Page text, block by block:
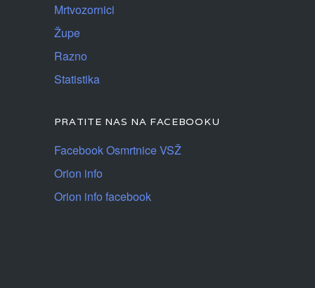
Mrtvozornici
Župe
Razno
Statistika
PRATITE NAS NA FACEBOOKU
Facebook Osmrtnice VSŽ
Orion info
Orion info facebook